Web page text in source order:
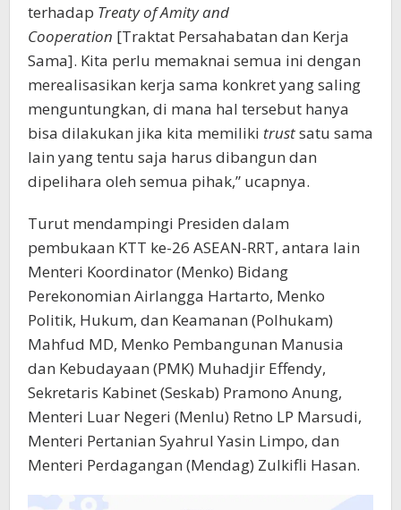
terhadap Treaty of Amity and
Cooperation [Traktat Persahabatan dan Kerja
Sama]. Kita perlu memaknai semua ini dengan
merealisasikan kerja sama konkret yang saling
menguntungkan, di mana hal tersebut hanya
bisa dilakukan jika kita memiliki trustsatu sama
lain yang tentu saja harus dibangun dan
dipelihara oleh semua pihak,” ucapnya.
Turut mendampingi Presiden dalam
pembukaan KTT ke-26 ASEAN-RRT, antara lain
Menteri Koordinator (Menko) Bidang
Perekonomian Airlangga Hartarto, Menko
Politik, Hukum, dan Keamanan (Polhukam)
Mahfud MD, Menko Pembangunan Manusia
dan Kebudayaan (PMK) Muhadjir Effendy,
Sekretaris Kabinet (Seskab) Pramono Anung,
Menteri Luar Negeri (Menlu) Retno LP Marsudi,
Menteri Pertanian Syahrul Yasin Limpo, dan
Menteri Perdagangan (Mendag) Zulkifli Hasan.